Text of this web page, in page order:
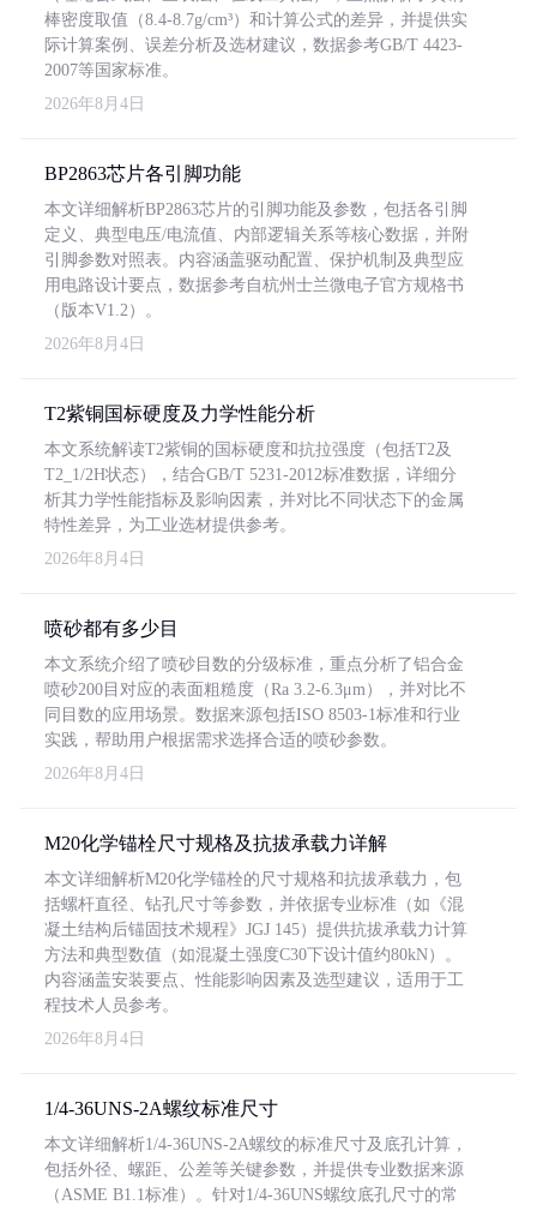
棒密度取值（8.4-8.7g/cm³）和计算公式的差异，并提供实
际计算案例、误差分析及选材建议，数据参考GB/T 4423-
2007等国家标准。
2026年8月4日
BP2863芯片各引脚功能
本文详细解析BP2863芯片的引脚功能及参数，包括各引脚
定义、典型电压/电流值、内部逻辑关系等核心数据，并附
引脚参数对照表。内容涵盖驱动配置、保护机制及典型应
用电路设计要点，数据参考自杭州士兰微电子官方规格书
（版本V1.2）。
2026年8月4日
T2紫铜国标硬度及力学性能分析
本文系统解读T2紫铜的国标硬度和抗拉强度（包括T2及
T2_1/2H状态），结合GB/T 5231-2012标准数据，详细分
析其力学性能指标及影响因素，并对比不同状态下的金属
特性差异，为工业选材提供参考。
2026年8月4日
喷砂都有多少目
本文系统介绍了喷砂目数的分级标准，重点分析了铝合金
喷砂200目对应的表面粗糙度（Ra 3.2-6.3μm），并对比不
同目数的应用场景。数据来源包括ISO 8503-1标准和行业
实践，帮助用户根据需求选择合适的喷砂参数。
2026年8月4日
M20化学锚栓尺寸规格及抗拔承载力详解
本文详细解析M20化学锚栓的尺寸规格和抗拔承载力，包
括螺杆直径、钻孔尺寸等参数，并依据专业标准（如《混
凝土结构后锚固技术规程》JGJ 145）提供抗拔承载力计算
方法和典型数值（如混凝土强度C30下设计值约80kN）。
内容涵盖安装要点、性能影响因素及选型建议，适用于工
程技术人员参考。
2026年8月4日
1/4-36UNS-2A螺纹标准尺寸
本文详细解析1/4-36UNS-2A螺纹的标准尺寸及底孔计算，
包括外径、螺距、公差等关键参数，并提供专业数据来源
（ASME B1.1标准）。针对1/4-36UNS螺纹底孔尺寸的常